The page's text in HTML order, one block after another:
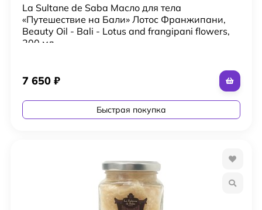
La Sultane de Saba Масло для тела
«Путешествие на Бали» Лотос Франжипани,
Beauty Oil - Bali - Lotus and frangipani flowers,
200 мл
7 650 ₽
Быстрая покупка